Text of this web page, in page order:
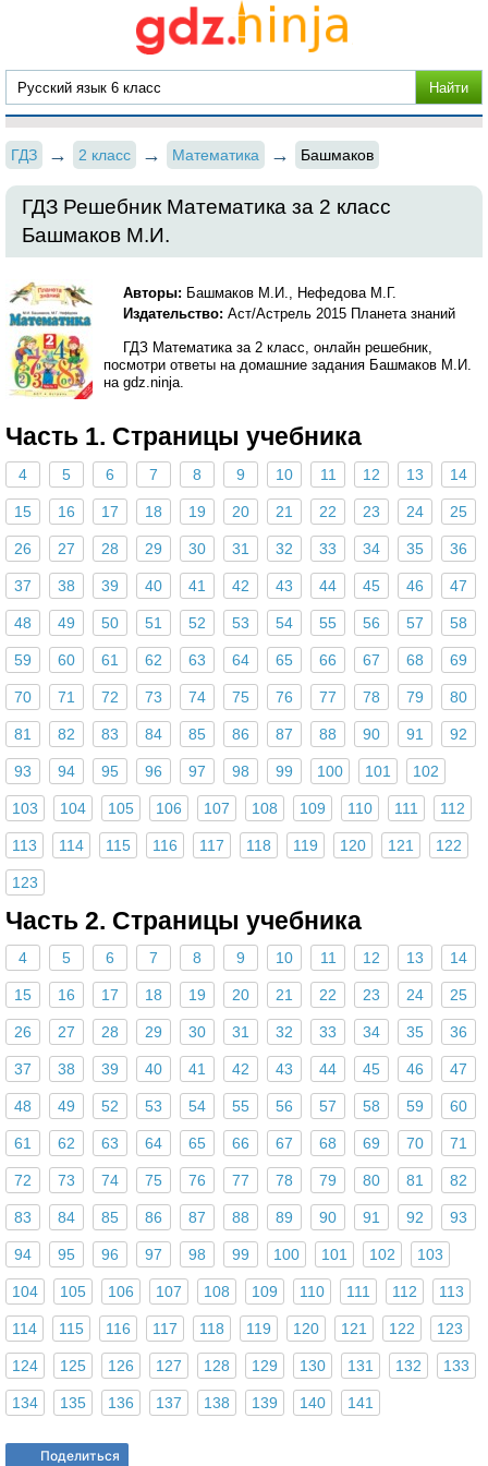
ГДЗ 2 класс Математика Башмаков
ГДЗ Решебник Математика за 2 класс
Башмаков М.И.
Авторы: Башмаков М.И., Нефедова М.Г.
Издательство:Аст/Астрель 2015 Планета знаний
ГДЗ Математика за 2 класс, онлайн решебник,
посмотри ответы на домашние задания Башмаков М.И.
на gdz.ninja.
Часть 1. Страницы учебника
4 5 6 7 8 9 10 11 12 13 14
15 16 17 18 19 20 21 22 23 24 25
26 27 28 29 30 31 32 33 34 35 36
37 38 39 40 41 42 43 44 45 46 47
48 49 50 51 52 53 54 55 56 57 58
59 60 61 62 63 64 65 66 67 68 69
70 71 72 73 74 75 76 77 78 79 80
81 82 83 84 85 86 87 88 90 91 92
93 94 95 96 97 98 99 100 101 102
103 104 105 106 107 108 109 110 111 112
113 114 115 116 117 118 119 120 121 122
123
Часть 2. Страницы учебника
4 5 6 7 8 9 10 11 12 13 14
15 16 17 18 19 20 21 22 23 24 25
26 27 28 29 30 31 32 33 34 35 36
37 38 39 40 41 42 43 44 45 46 47
48 49 52 53 54 55 56 57 58 59 60
61 62 63 64 65 66 67 68 69 70 71
72 73 74 75 76 77 78 79 80 81 82
83 84 85 86 87 88 89 90 91 92 93
94 95 96 97 98 99 100 101 102 103
104 105 106 107 108 109 110 111 112 113
114 115 116 117 118 119 120 121 122 123
124 125 126 127 128 129 130 131 132 133
134 135 136 137 138 139 140 141
Поделиться